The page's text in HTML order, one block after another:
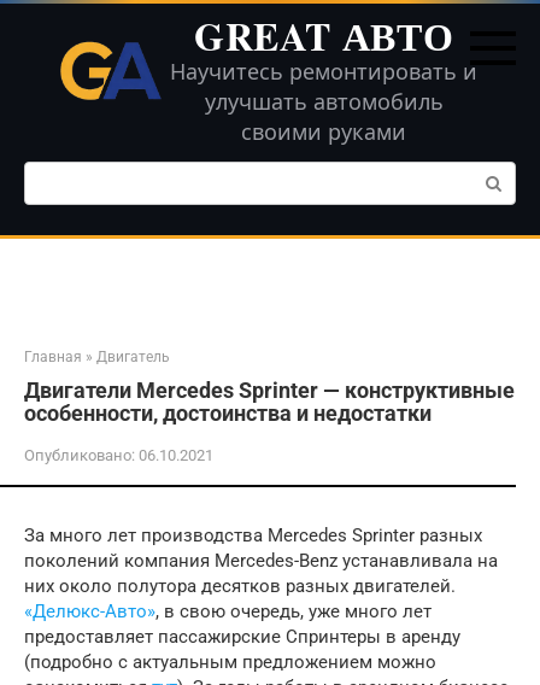
Перейти
контенту
GREAT АВТО
Научитесь ремонтировать и
улучшать автомобиль
своими руками
Поиск:
Главная » Двигатель
Двигатели Mercedes Sprinter — конструктивные
особенности, достоинства и недостатки
Опубликовано: 06.10.2021
За много лет производства Mercedes Sprinter разных
поколений компания Mercedes-Benz устанавливала на
них около полутора десятков разных двигателей.
«Делюкс-Авто», в свою очередь, уже много лет
предоставляет пассажирские Спринтеры в аренду
(подробно с актуальным предложением можно